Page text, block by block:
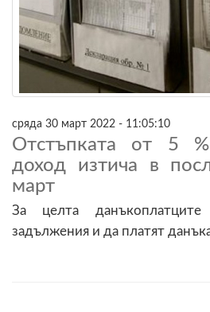
сряда 30 март 2022 - 11:05:10
Отстъпката от 5
доход изтича в
март
За целта
задължения и да платят